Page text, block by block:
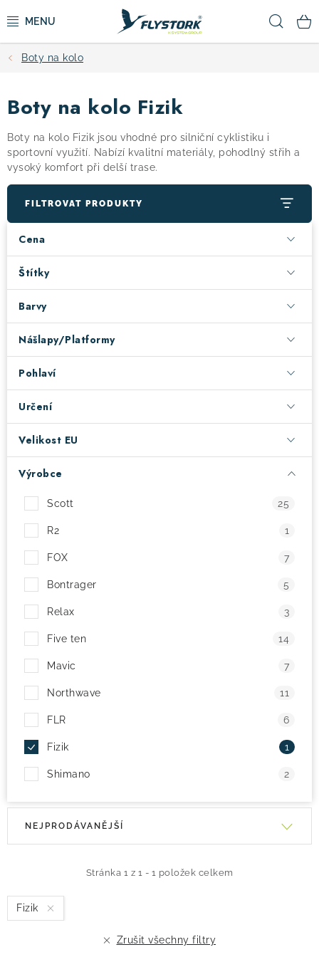
na
CYKLISTIKA
ZIMNÍ SPORTY
KOLOBĚŽKY
OBLEČENÍ A BOTY
DOPLŇKY
CAMPING
VÝPRODEJ
! Akce ! Obchodní podmínky
Moje objednávka
Testovací centrum
Půjčovna nosičů kol Kontakt
Boty na kolo
Boty na kolo Fizik
Boty na kolo Fizik jsou vhodné pro silniční cyklistiku i
sportovní využití. Nabízí kvalitní materiály, pohodlný střih a
vysoký komfort při delší trase.
FILTROVAT PRODUKTY
Cena
Štítky
Barvy
Nášlapy/Platformy
Pohlaví
Určení
Velikost EU
Výrobce
Scott 25
R2 1
FOX 7
Bontrager 5
Relax 3
Five ten 14
Mavic 7
Northwave 11
FLR 6
Fizik 1
Shimano 2
V
s
p
Stránka 1 z 1 - 1 položek celkem
Ř
n
í
NEJPRODÁVANĚJŠÍ
Fizik
Zrušit všechny filtry